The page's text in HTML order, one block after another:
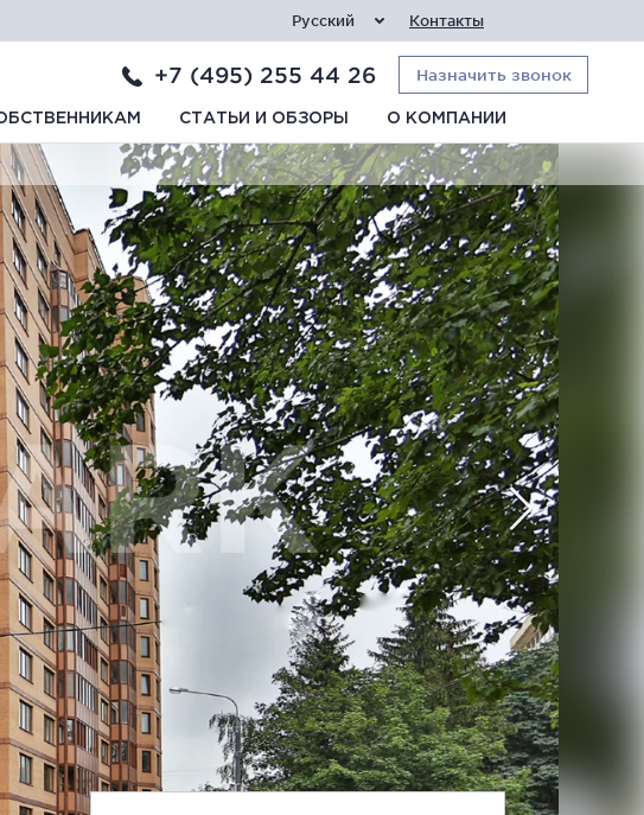
Русский Контакты
+7 (495) 255 44 26 Назначить звонок
СТАТЬИ И ОБЗОРЫ О КОМПАНИИ